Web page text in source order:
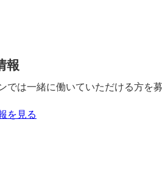
報
では一緒に働いていただける方を
を見る